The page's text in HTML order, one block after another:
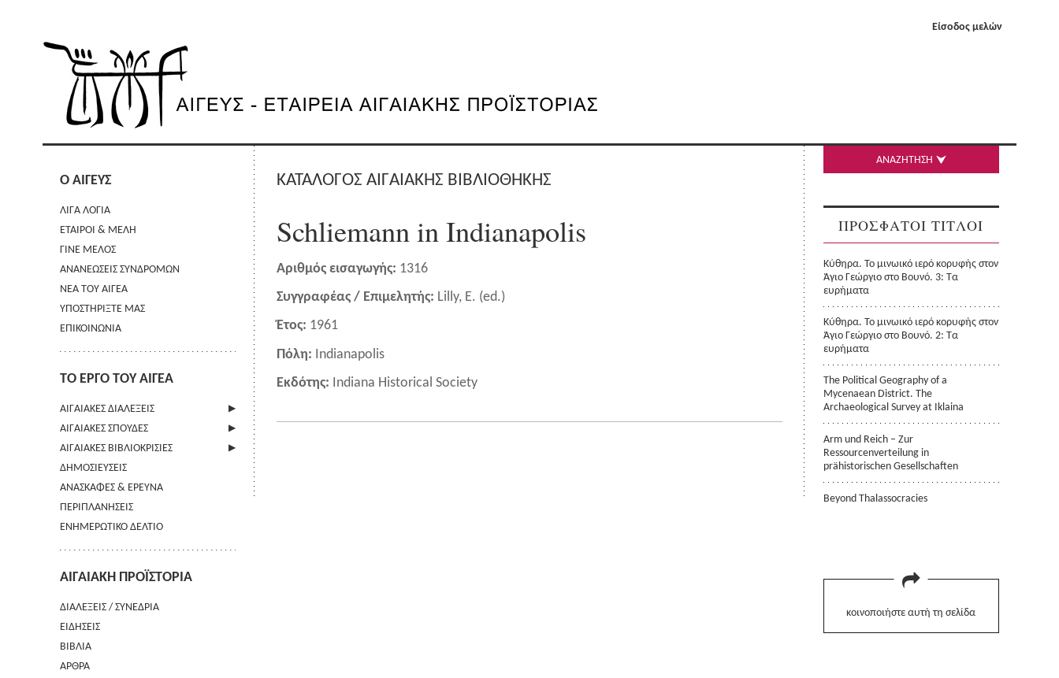
Είσοδος μελών
Ο ΑΙΓΕΥΣ
ΛΙΓΑ ΛΟΓΙΑ
ΕΤΑΙΡΟΙ & ΜΕΛΗ
ΓΙΝΕ ΜΕΛΟΣ
ΑΝΑΝΕΩΣΕΙΣ ΣΥΝΔΡΟΜΩΝ
ΝΕΑ ΤΟΥ ΑΙΓΕΑ
ΥΠΟΣΤΗΡΙΞΤΕ ΜΑΣ
ΕΠΙΚΟΙΝΩΝΙΑ
ΤΟ ΕΡΓΟ ΤΟΥ ΑΙΓΕΑ
ΑΙΓΑΙΑΚΕΣ ΔΙΑΛΕΞΕΙΣ
ΠΛΗΡΟΦΟΡΙΕΣ
ΑΙΓΑΙΑΚΕΣ ΣΠΟΥΔΕΣ
ΠΛΗΡΟΦΟΡΙΕΣ
ΟΔΗΓΙΕΣ ΠΡΟΣ ΣΥΓΓΡΑΦΕΙΣ
ΟΡΟΙ ΧΡΗΣΗΣ
ΕΠΙΚΟΙΝΩΝΙΑ
ΑΙΓΑΙΑΚΕΣ ΒΙΒΛΙΟΚΡΙΣΙΕΣ
ΠΛΗΡΟΦΟΡΙΕΣ
ΔΗΜΟΣΙΕΥΣΕΙΣ
ΑΝΑΣΚΑΦΕΣ & ΕΡΕΥΝΑ
ΠΕΡΙΠΛΑΝΗΣΕΙΣ
ΕΝΗΜΕΡΩΤΙΚΟ ΔΕΛΤΙΟ
ΑΙΓΑΙΑΚΗ ΠΡΟΪΣΤΟΡΙΑ
ΔΙΑΛΕΞΕΙΣ / ΣΥΝΕΔΡΙΑ
ΕΙΔΗΣΕΙΣ
ΒΙΒΛΙΑ
ΑΡΘΡΑ
ΚΑΤΑΛΟΓΟΣ ΑΙΓΑΙΑΚΗΣ ΒΙΒΛΙΟΘΗΚΗΣ
Schliemann in Indianapolis
Αριθμός εισαγωγής: 1316
Συγγραφέας / Επιμελητής: Lilly, E. (ed.)
Έτος: 1961
Πόλη: Indianapolis
Εκδότης: Indiana Historical Society
ΑΝΑΖΗΤΗΣΗ
ΠΡΟΣΦΑΤΟΙ ΤΙΤΛΟΙ
Κύθηρα. Το μινωικό ιερό κορυφής στον
Άγιο Γεώργιο στο Βουνό. 3: Τα
ευρήματα
Κύθηρα. Το μινωικό ιερό κορυφής στον
Άγιο Γεώργιο στο Βουνό. 2: Τα
ευρήματα
The Political Geography of a
Mycenaean District. The
Archaeological Survey at Iklaina
Arm und Reich – Zur
Ressourcenverteilung in
prähistorischen Gesellschaften
Beyond Thalassocracies
κοινοποιήστε αυτή τη σελίδα